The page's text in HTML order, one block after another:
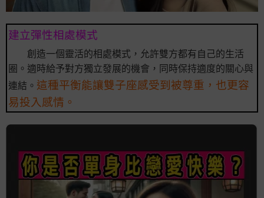
建立彈性相處模式
創造一個靈活的相處模式，允許雙方都有自己的生活
圈。適時給予對方獨立發展的機會，同時保持適度的關心與
連結。 這種平衡能讓雙子座感受到被尊重，也更容
易投入感情。